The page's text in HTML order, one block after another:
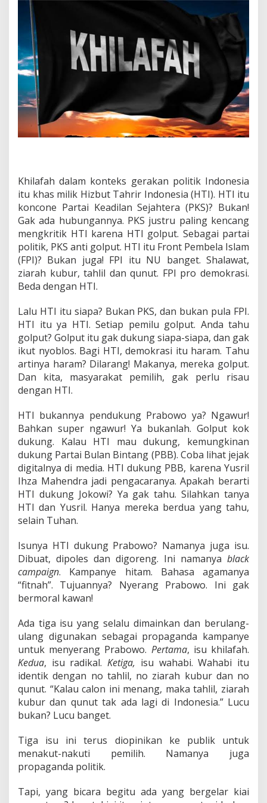
h
i
l
a
Khilafah dalam konteks gerakan politik Indonesia
itu khas milik Hizbut Tahrir Indonesia (HTI). HTI itu
koncone Partai Keadilan Sejahtera (PKS)? Bukan!
Gak ada hubungannya. PKS justru paling kencang
mengkritik HTI karena HTI golput. Sebagai partai
politik, PKS anti golput. HTI itu Front Pembela Islam
(FPI)? Bukan juga! FPI itu NU banget. Shalawat,
ziarah kubur, tahlil dan qunut. FPI pro demokrasi.
Beda dengan HTI.
Lalu HTI itu siapa? Bukan PKS, dan bukan pula FPI.
HTI itu ya HTI. Setiap pemilu golput. Anda tahu
golput? Golput itu gak dukung siapa-siapa, dan gak
ikut nyoblos. Bagi HTI, demokrasi itu haram. Tahu
artinya haram? Dilarang! Makanya, mereka golput.
Dan kita, masyarakat pemilih, gak perlu risau
dengan HTI.
HTI bukannya pendukung Prabowo ya? Ngawur!
Bahkan super ngawur! Ya bukanlah. Golput kok
dukung. Kalau HTI mau dukung, kemungkinan
dukung Partai Bulan Bintang (PBB). Coba lihat jejak
digitalnya di media. HTI dukung PBB, karena Yusril
Ihza Mahendra jadi pengacaranya. Apakah berarti
HTI dukung Jokowi? Ya gak tahu. Silahkan tanya
HTI dan Yusril. Hanya mereka berdua yang tahu,
selain Tuhan.
Isunya HTI dukung Prabowo? Namanya juga isu.
Dibuat, dipoles dan digoreng. Ini namanya black
campaign. Kampanye hitam. Bahasa agamanya
“fitnah”. Tujuannya? Nyerang Prabowo. Ini gak
bermoral kawan!
Ada tiga isu yang selalu dimainkan dan berulang-
ulang digunakan sebagai propaganda kampanye
untuk menyerang Prabowo. Pertama, isu khilafah.
Kedua, isu radikal.Ketiga, isu wahabi. Wahabi itu
identik dengan no tahlil, no ziarah kubur dan no
qunut. “Kalau calon ini menang, maka tahlil, ziarah
kubur dan qunut tak ada lagi di Indonesia.” Lucu
bukan? Lucu banget.
Tiga isu ini terus diopinikan ke publik untuk
menakut-nakuti pemilih. Namanya juga
propaganda politik.
Tapi, yang bicara begitu ada yang bergelar kiai